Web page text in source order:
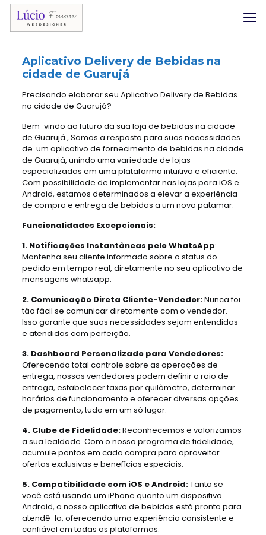
Aplicativo Deliveryde Bebidas na
cidade de Guarujá
Precisando elaborar seu Aplicativo Delivery de Bebidas
na cidade de Guarujá?
Bem-vindo ao futuro da sua loja de bebidas na cidade
de Guarujá , Somos a resposta para suas necessidades
de um aplicativo de fornecimento de bebidas na cidade
de Guarujá, unindo uma variedade de lojas
especializadas em uma plataforma intuitiva e eficiente.
Com possibilidade de implementar nas lojas para iOS e
Android, estamos determinados a elevar a experiência
de compra e entrega de bebidas a um novo patamar.
Funcionalidades Excepcionais:
1. Notificações Instantâneas pelo WhatsApp:
Mantenha seu cliente informado sobre o status do
pedido em tempo real, diretamente no seu aplicativo de
mensagens whatsapp.
2. Comunicação Direta Cliente-Vendedor:Nunca foi
tão fácil se comunicar diretamente com o vendedor.
Isso garante que suas necessidades sejam entendidas
e atendidas com perfeição.
3. Dashboard Personalizado para Vendedores:
Oferecendo total controle sobre as operações de
entrega, nossos vendedores podem definir o raio de
entrega, estabelecer taxas por quilômetro, determinar
horários de funcionamento e oferecer diversas opções
de pagamento, tudo em um só lugar.
4. Clube de Fidelidade:Reconhecemos e valorizamos
a sua lealdade. Com o nosso programa de fidelidade,
acumule pontos em cada compra para aproveitar
ofertas exclusivas e benefícios especiais.
5. Compatibilidade com iOS e Android:Tanto se
você está usando um iPhone quanto um dispositivo
Android, o nosso aplicativo de bebidas está pronto para
atendê-lo, oferecendo uma experiência consistente e
confiável em todas as plataformas.